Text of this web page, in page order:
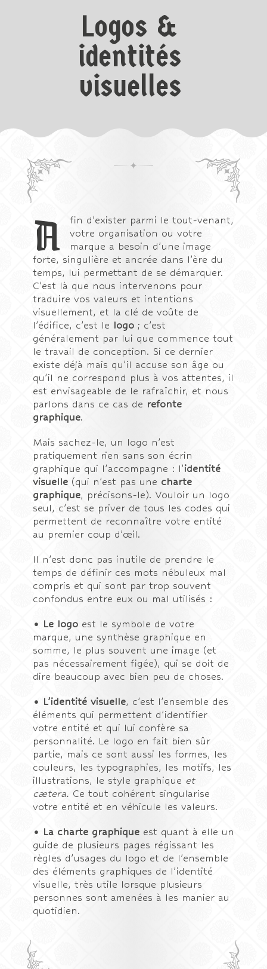
Logos &
identités
visuelles
A
fin d’exister parmi le tout-venant,
votre organisation ou votre
marque a besoin d’une image
forte, singulière et ancrée dans l’ère du
temps, lui permettant de se démarquer.
C’est là que nous intervenons pour
traduire vos valeurs et intentions
visuellement, et la clé de voûte de
l’édifice, c’est le logo ; c’est
généralement par lui que commence tout
le travail de conception. Si ce dernier
existe déjà mais qu’il accuse son âge ou
qu’il ne correspond plus à vos attentes, il
est envisageable de le rafraîchir, et nous
parlons dans ce cas de refonte
graphique.
Mais sachez-le, un logo n’est
pratiquement rien sans son écrin
graphique qui l’accompagne : l’identité
visuelle (qui n’est pas une charte
graphique, précisons-le). Vouloir un logo
seul, c’est se priver de tous les codes qui
permettent de reconnaître votre entité
au premier coup d’œil.
Il n’est donc pas inutile de prendre le
temps de définir ces mots nébuleux mal
compris et qui sont par trop souvent
confondus entre eux ou mal utilisés :
• Le logoest le symbole de votre
marque, une synthèse graphique en
somme, le plus souvent une image (et
pas nécessairement figée), qui se doit de
dire beaucoup avec bien peu de choses.
• L’identité visuelle, c’est l’ensemble des
éléments qui permettent d’identifier
votre entité et qui lui confère sa
personnalité. Le logo en fait bien sûr
partie, mais ce sont aussi les formes, les
couleurs, les typographies, les motifs, les
illustrations, le style graphique et
cætera. Ce tout cohérent singularise
votre entité et en véhicule les valeurs.
• La charte graphiqueest quant à elle un
guide de plusieurs pages régissant les
règles d’usages du logo et de l’ensemble
des éléments graphiques de l’identité
visuelle, très utile lorsque plusieurs
personnes sont amenées à les manier au
quotidien.